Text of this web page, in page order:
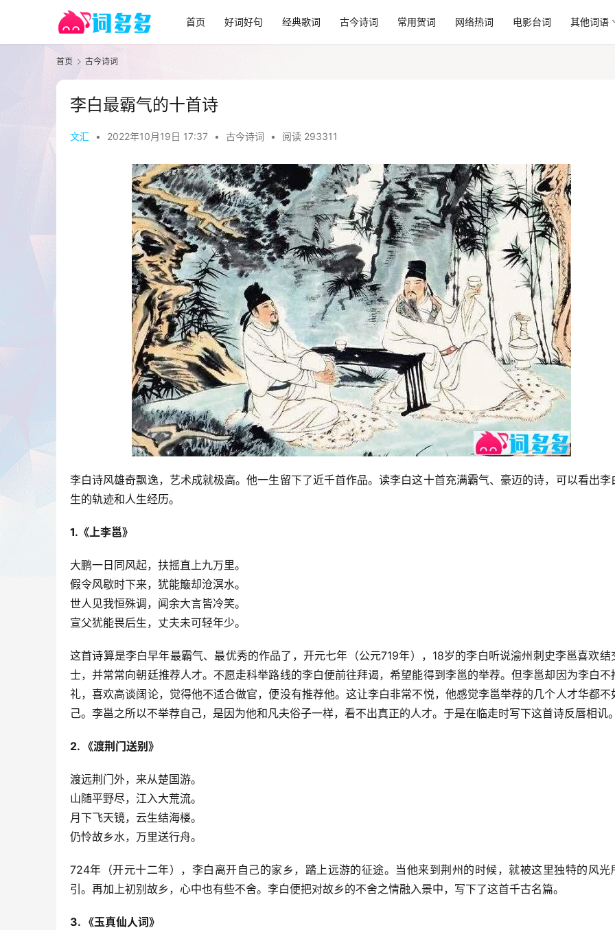
首页 好词好句 经典歌词 古今诗词 常用贺词 网络热词 电影台词 其他词语
首页 古今诗词
李白最霸气的十首诗
文汇 • 2022年10月19日 17:37 • 古今诗词 • 阅读 293311
李白诗风雄奇飘逸，艺术成就极高。他一生留下了近千首作品。读李白这十首充满霸气、豪迈的诗，可以看出李
生的轨迹和人生经历。
1.《上李邕》
大鹏一日同风起，扶摇直上九万里。
假令风歇时下来，犹能簸却沧溟水。
世人见我恒殊调，闻余大言皆冷笑。
宣父犹能畏后生，丈夫未可轻年少。
这首诗算是李白早年最霸气、最优秀的作品了，开元七年（公元719年），18岁的李白听说渝州刺史李邕喜欢结
士，并常常向朝廷推荐人才。不愿走科举路线的李白便前往拜谒，希望能得到李邕的举荐。但李邕却因为李白不
礼，喜欢高谈阔论，觉得他不适合做官，便没有推荐他。这让李白非常不悦，他感觉李邕举荐的几个人才华都不
己。李邕之所以不举荐自己，是因为他和凡夫俗子一样，看不出真正的人才。于是在临走时写下这首诗反唇相讥。
2. 《渡荆门送别》
渡远荆门外，来从楚国游。
山随平野尽，江入大荒流。
月下飞天镜，云生结海楼。
仍怜故乡水，万里送行舟。
724年（开元十二年），李白离开自己的家乡，踏上远游的征途。当他来到荆州的时候，就被这里独特的风光
引。再加上初别故乡，心中也有些不舍。李白便把对故乡的不舍之情融入景中，写下了这首千古名篇。
3. 《玉真仙人词》